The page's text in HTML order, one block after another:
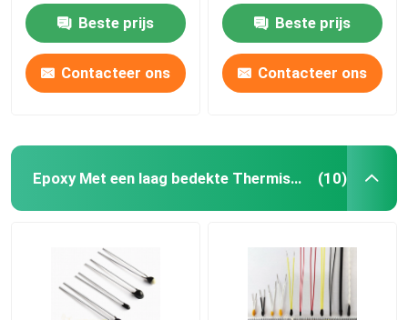
Beste prijs
Contacteer ons
Beste prijs
Contacteer ons
Epoxy Met een laag bedekte Thermistoren (10)